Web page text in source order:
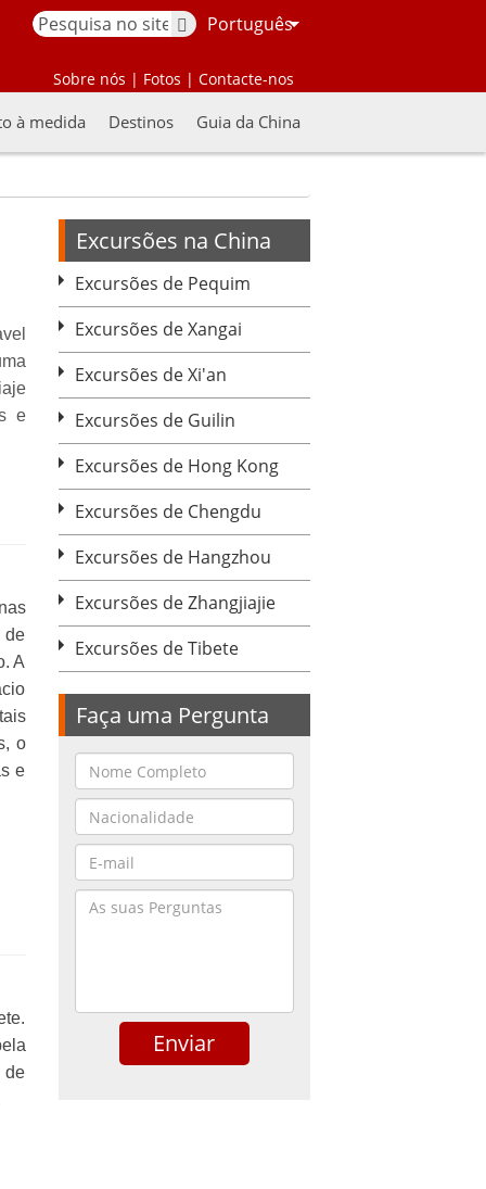
Português
Sobre nós | Fotos | Contacte-nos
à medida Destinos Guia da China
e
de
A
o
e
de
Excursões na China
Excursões de Pequim
Excursões de Xangai
Excursões de Xi'an
Excursões de Guilin
Excursões de Hong Kong
Excursões de Chengdu
Excursões de Hangzhou
Excursões de Zhangjiajie
Excursões de Tibete
Faça uma Pergunta